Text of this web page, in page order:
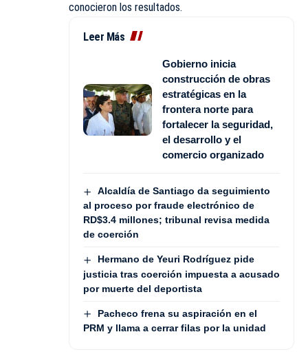
conocieron los resultados.
Leer Más
Gobierno inicia
construcción de obras
estratégicas en la
frontera norte para
fortalecer la seguridad,
el desarrollo y el
comercio organizado
Alcaldía de Santiago da seguimiento
al proceso por fraude electrónico de
RD$3.4 millones; tribunal revisa medida
de coerción
Hermano de Yeuri Rodríguez pide
justicia tras coerción impuesta a acusado
por muerte del deportista
Pacheco frena su aspiración en el
PRM y llama a cerrar filas por la unidad